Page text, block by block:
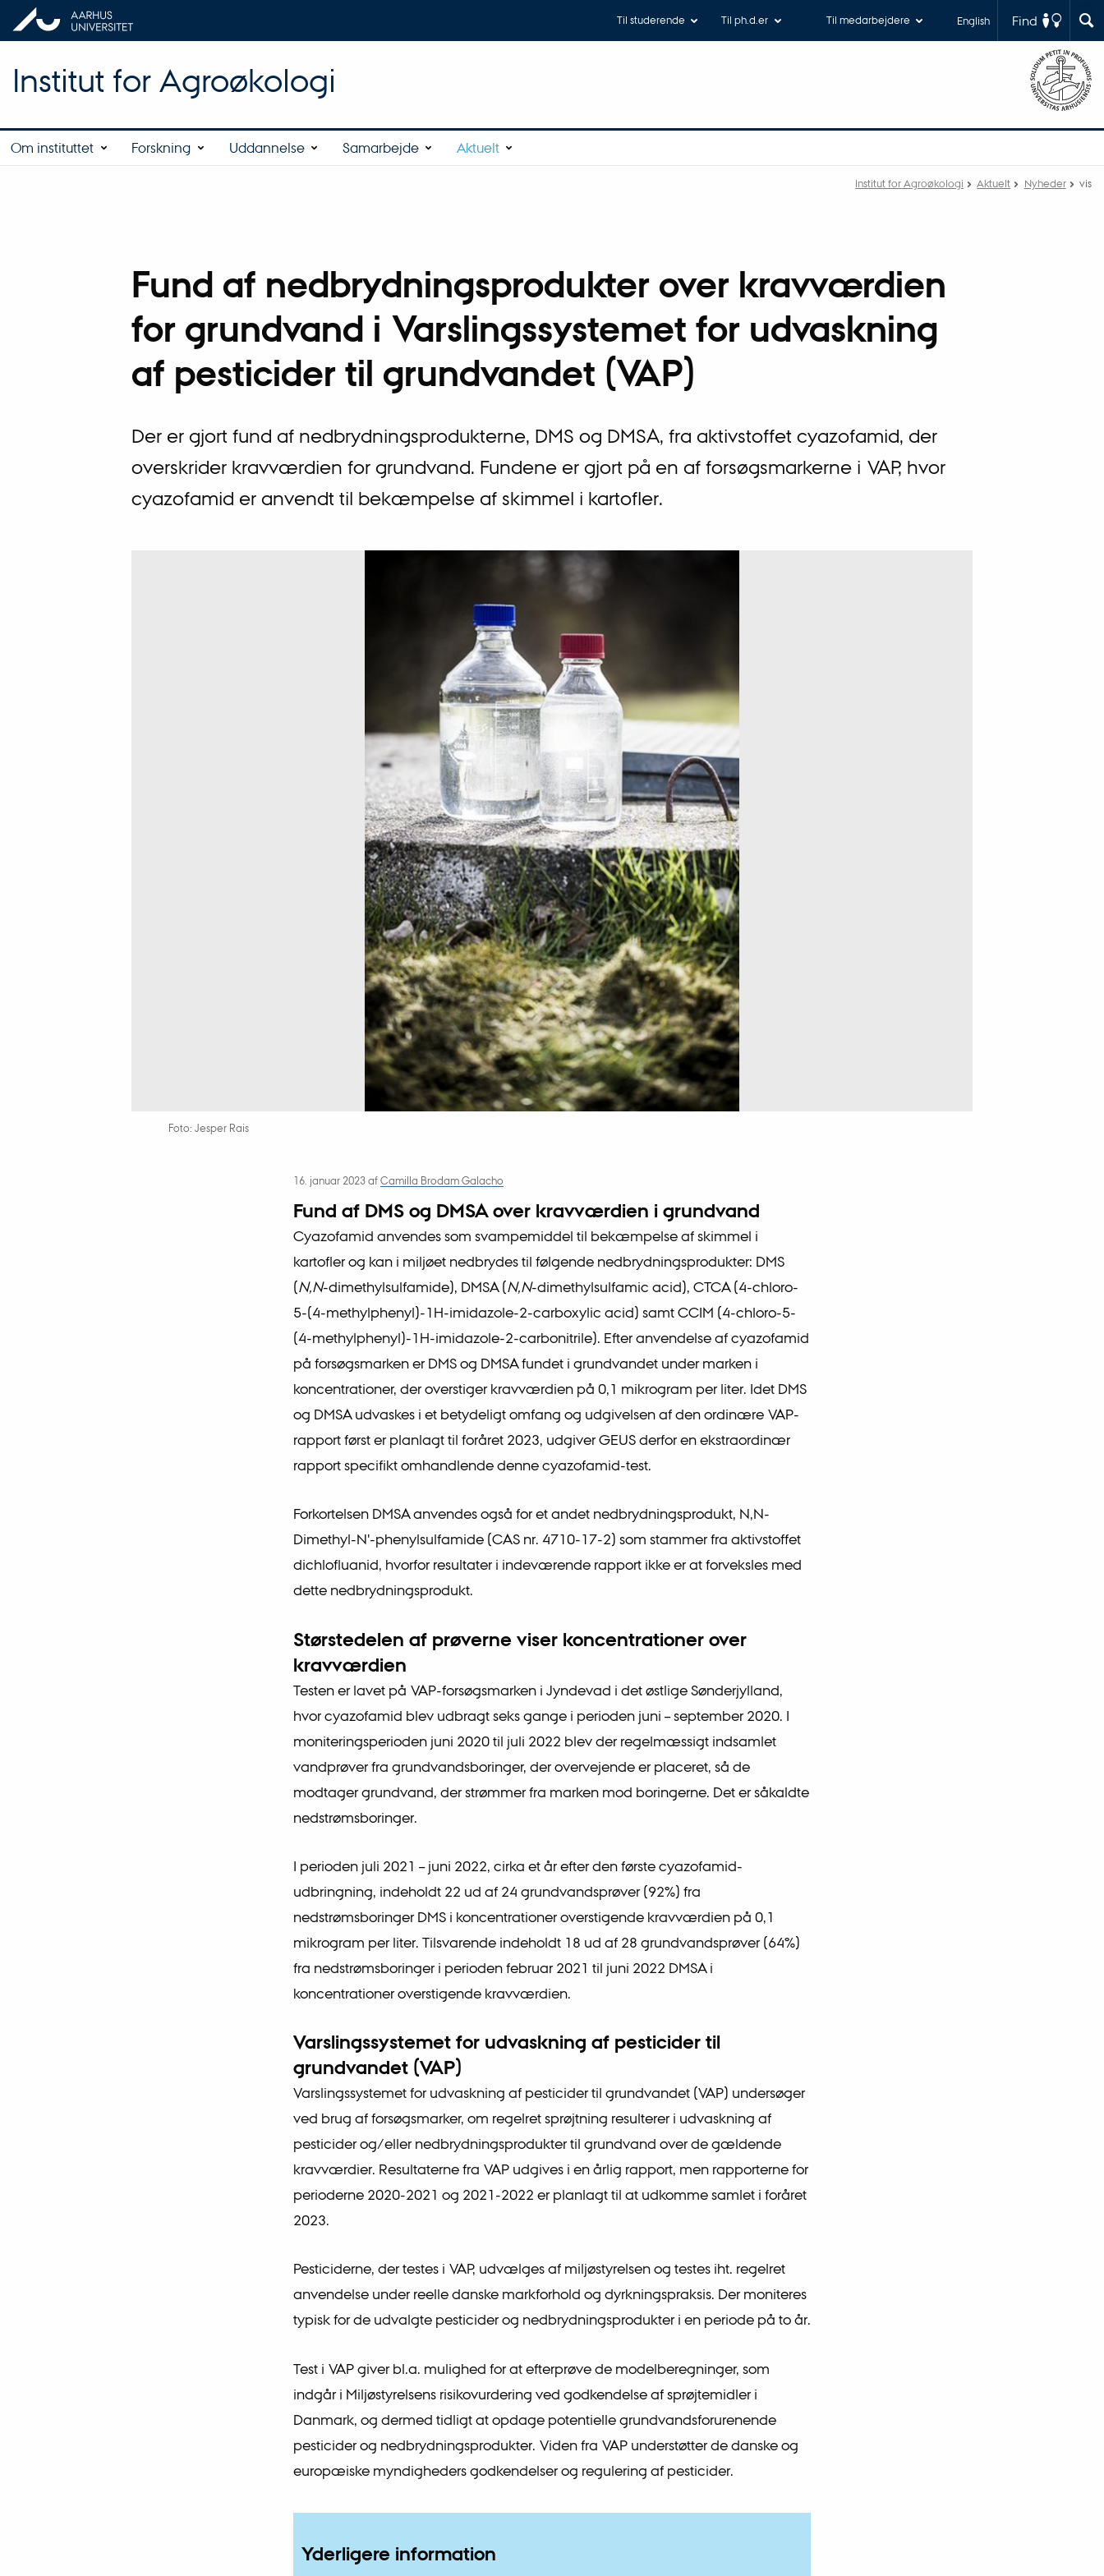
Find
English
Til studerende Til ph.d.er Til medarbejdere
Institut for Agroøkologi
Om instituttet Forskning Uddannelse Samarbejde Aktuelt
Institut for Agroøkologi Aktuelt Nyheder vis
Fund af nedbrydningsprodukter over kravværdien
for grundvand i Varslingssystemet for udvaskning
af pesticider til grundvandet (VAP)
Der er gjort fund af nedbrydningsprodukterne, DMS og DMSA, fra aktivstoffet cyazofamid, der
overskrider kravværdien for grundvand. Fundene er gjort på en af forsøgsmarkerne i VAP, hvor
cyazofamid er anvendt til bekæmpelse af skimmel i kartofler.
Foto: Jesper Rais
16. januar 2023 af Camilla Brodam Galacho
Fund af DMS og DMSA over kravværdien i grundvand
Cyazofamid anvendes som svampemiddel til bekæmpelse af skimmel i
kartofler og kan i miljøet nedbrydes til følgende nedbrydningsprodukter: DMS
(N,N-dimethylsulfamide), DMSA (N,N-dimethylsulfamic acid), CTCA (4-chloro-
5-(4-methylphenyl)-1H-imidazole-2-carboxylic acid) samt CCIM (4-chloro-5-
(4-methylphenyl)-1H-imidazole-2-carbonitrile). Efter anvendelse af cyazofamid
på forsøgsmarken er DMS og DMSA fundet i grundvandet under marken i
koncentrationer, der overstiger kravværdien på 0,1 mikrogram per liter. Idet DMS
og DMSA udvaskes i et betydeligt omfang og udgivelsen af den ordinære VAP-
rapport først er planlagt til foråret 2023, udgiver GEUS derfor en ekstraordinær
rapport specifikt omhandlende denne cyazofamid-test.
Forkortelsen DMSA anvendes også for et andet nedbrydningsprodukt, N,N-
Dimethyl-N'-phenylsulfamide (CAS nr. 4710-17-2) som stammer fra aktivstoffet
dichlofluanid, hvorfor resultater i indeværende rapport ikke er at forveksles med
dette nedbrydningsprodukt.
Størstedelen af prøverne viser koncentrationer over
kravværdien
Testen er lavet på VAP-forsøgsmarken i Jyndevad i det østlige Sønderjylland,
hvor cyazofamid blev udbragt seks gange i perioden juni – september 2020. I
moniteringsperioden juni 2020 til juli 2022 blev der regelmæssigt indsamlet
vandprøver fra grundvandsboringer, der overvejende er placeret, så de
modtager grundvand, der strømmer fra marken mod boringerne. Det er såkaldte
nedstrømsboringer.
I perioden juli 2021 – juni 2022, cirka et år efter den første cyazofamid-
udbringning, indeholdt 22 ud af 24 grundvandsprøver (92%) fra
nedstrømsboringer DMS i koncentrationer overstigende kravværdien på 0,1
mikrogram per liter. Tilsvarende indeholdt 18 ud af 28 grundvandsprøver (64%)
fra nedstrømsboringer i perioden februar 2021 til juni 2022 DMSA i
koncentrationer overstigende kravværdien.
Varslingssystemet for udvaskning af pesticider til
grundvandet (VAP)
Varslingssystemet for udvaskning af pesticider til grundvandet (VAP) undersøger
ved brug af forsøgsmarker, om regelret sprøjtning resulterer i udvaskning af
pesticider og/eller nedbrydningsprodukter til grundvand over de gældende
kravværdier. Resultaterne fra VAP udgives i en årlig rapport, men rapporterne for
perioderne 2020-2021 og 2021-2022 er planlagt til at udkomme samlet i foråret
2023.
Pesticiderne, der testes i VAP, udvælges af miljøstyrelsen og testes iht. regelret
anvendelse under reelle danske markforhold og dyrkningspraksis. Der moniteres
typisk for de udvalgte pesticider og nedbrydningsprodukter i en periode på to år.
Test i VAP giver bl.a. mulighed for at efterprøve de modelberegninger, som
indgår i Miljøstyrelsens risikovurdering ved godkendelse af sprøjtemidler i
Danmark, og dermed tidligt at opdage potentielle grundvandsforurenende
pesticider og nedbrydningsprodukter. Viden fra VAP understøtter de danske og
europæiske myndigheders godkendelser og regulering af pesticider.
Yderligere information